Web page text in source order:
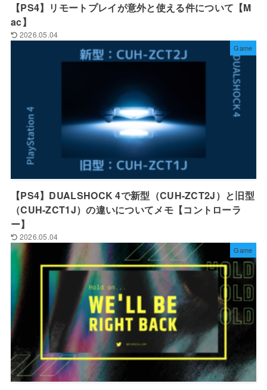
【PS4】リモートプレイが意外と使える件について【M
ac】
2026.05.04
Game
【PS4】DUALSHOCK 4で新型（CUH-ZCT2J）と旧型
（CUH-ZCT1J）の違いについてメモ【コントローラ
ー】
2026.05.04
Game